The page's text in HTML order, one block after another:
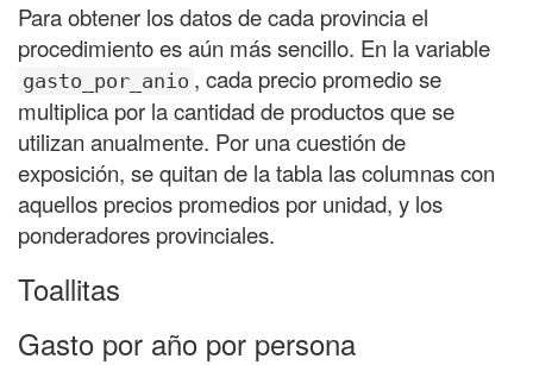
Para obtener los datos de cada provincia el
procedimiento es aún más sencillo. En la variable
gasto_por_anio , cada precio promedio se
multiplica por la cantidad de productos que se
utilizan anualmente. Por una cuestión de
exposición, se quitan de la tabla las columnas con
aquellos precios promedios por unidad, y los
ponderadores provinciales.
Toallitas
Gasto por año por persona